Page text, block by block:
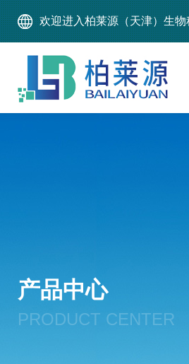
欢迎进入柏莱源（天津）生物
产品中心
PRODUCT CENTER